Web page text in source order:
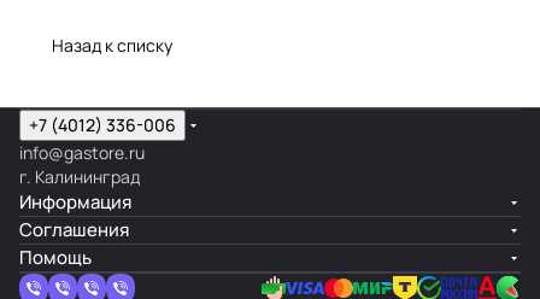
Назад к списку
+7 (4012) 336-006
info@gastore.ru
г. Калининград
Информация
Соглашения
Помощь